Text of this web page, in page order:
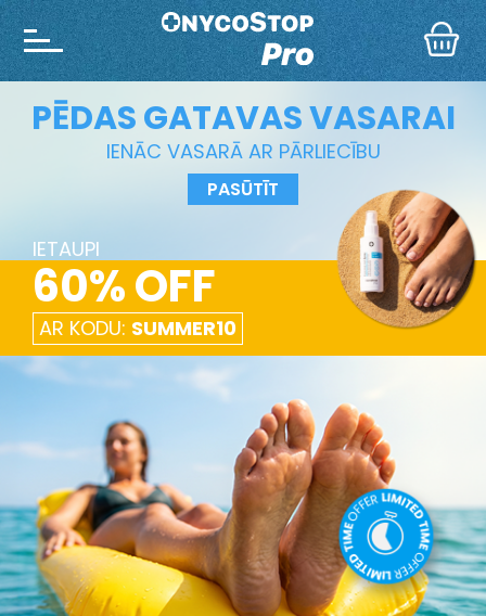
PĒDAS GATAVAS VASARAI
IENĀC VASARĀ AR PĀRLIECĪBU
PASŪTĪT
IETAUPI
60% OFF
AR KODU: SUMMER10